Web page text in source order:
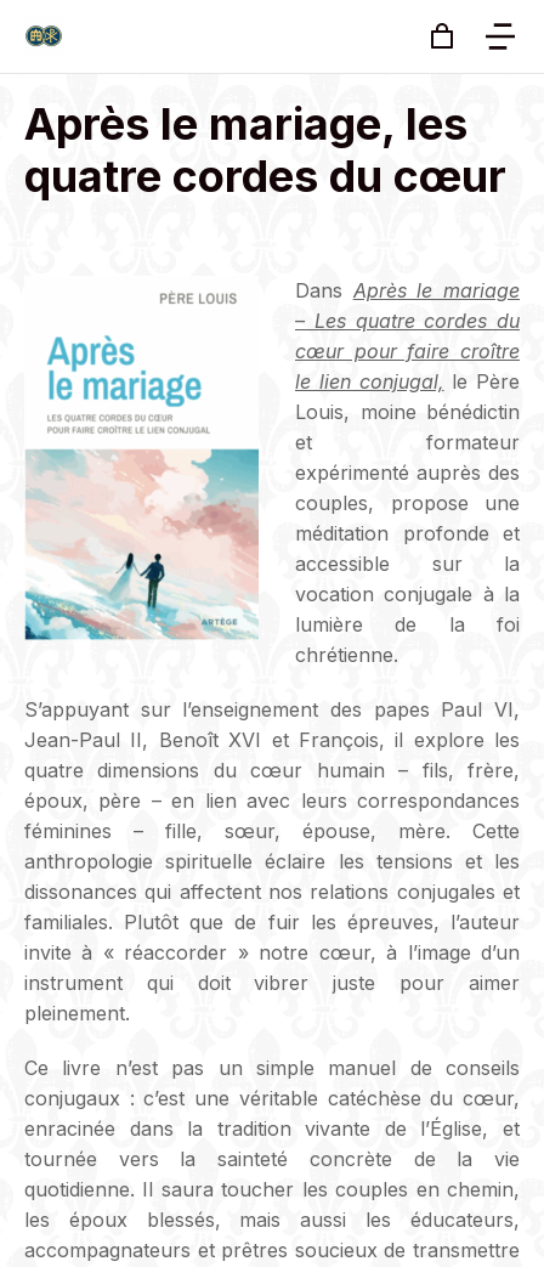
Après le mariage, les
quatre cordes du cœur
Dans Après le mariage
– Les quatre cordes du
cœur pour faire croître
le lien conjugal, le Père
Louis, moine bénédictin
et formateur
expérimenté auprès des
couples, propose une
méditation profonde et
accessible sur la
vocation conjugale à la
lumière de la foi
chrétienne.
S’appuyant sur l’enseignement des papes Paul VI,
Jean-Paul II, Benoît XVI et François, il explore les
quatre dimensions du cœur humain – fils, frère,
époux, père – en lien avec leurs correspondances
féminines – fille, sœur, épouse, mère. Cette
anthropologie spirituelle éclaire les tensions et les
dissonances qui affectent nos relations conjugales et
familiales. Plutôt que de fuir les épreuves, l’auteur
invite à « réaccorder » notre cœur, à l’image d’un
instrument qui doit vibrer juste pour aimer
pleinement.
Ce livre n’est pas un simple manuel de conseils
conjugaux : c’est une véritable catéchèse du cœur,
enracinée dans la tradition vivante de l’Église, et
tournée vers la sainteté concrète de la vie
quotidienne. Il saura toucher les couples en chemin,
les époux blessés, mais aussi les éducateurs,
accompagnateurs et prêtres soucieux de transmettre